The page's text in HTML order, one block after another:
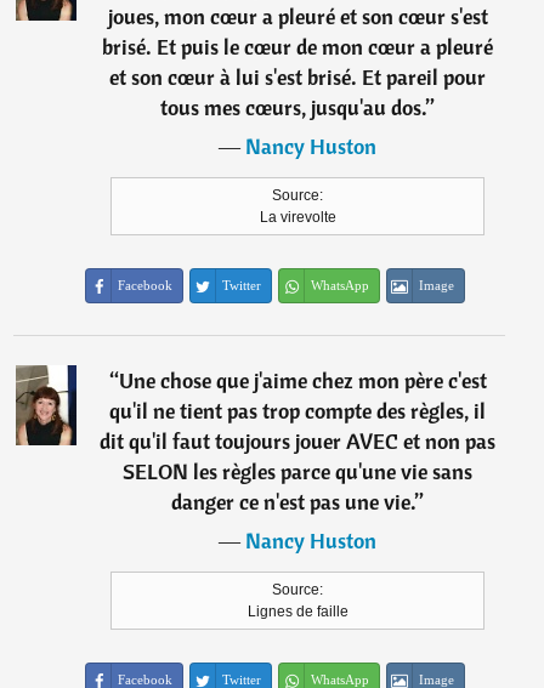
joues, mon cœur a pleuré et son cœur s'est
brisé. Et puis le cœur de mon cœur a pleuré
et son cœur à lui s'est brisé. Et pareil pour
tous mes cœurs, jusqu'au dos.”
―Nancy Huston
Source:
La virevolte
Facebook Twitter WhatsApp Image
“Une chose que j'aime chez mon père c'est
qu'il ne tient pas trop compte des règles, il
dit qu'il faut toujours jouer AVEC et non pas
SELON les règles parce qu'une vie sans
danger ce n'est pas une vie.”
―Nancy Huston
Source:
Lignes de faille
Facebook Twitter WhatsApp Image